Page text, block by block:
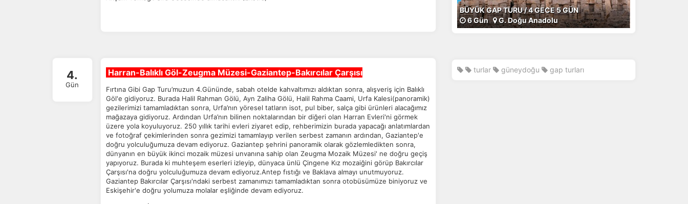
4.
Gün
Harran-Balıklı Göl-Zeugma Müzesi-Gaziantep-Bakırcılar Çarşısı
Fırtına Gibi Gap Turu’muzun 4.Gününde, sabah otelde kahvaltımızı aldıktan sonra, alışveriş için Balıklı
Göl'e gidiyoruz. Burada Halil Rahman Gölü, Ayn Zaliha Gölü, Halil Rahma Caami, Urfa Kalesi(panoramik)
gezilerimizi tamamladıktan sonra, Urfa’nın yöresel tatların isot, pul biber, salça gibi ürünleri alacağımız
mağazaya gidiyoruz. Ardından Urfa’nın bilinen noktalarından bir diğeri olan Harran Evleri'ni görmek
üzere yola koyuluyoruz. 250 yıllık tarihi evleri ziyaret edip, rehberimizin burada yapacağı anlatımlardan
ve fotoğraf çekimlerinden sonra gezimizi tamamlayıp verilen serbest zamanın ardından, Gaziantep'e
doğru yolculuğumuza devam ediyoruz. Gaziantep şehrini panoramik olarak gözlemledikten sonra,
dünyanın en büyük ikinci mozaik müzesi unvanına sahip olan Zeugma Mozaik Müzesi' ne doğru geçiş
yapıyoruz. Burada ki muhteşem eserleri izleyip, dünyaca ünlü Çingene Kız mozaiğini görüp Bakırcılar
Çarşısı'na doğru yolculuğumuza devam ediyoruz.Antep fıstığı ve Baklava almayı unutmuyoruz.
Gaziantep Bakırcılar Çarşısı'ndaki serbest zamanımızı tamamladıktan sonra otobüsümüze biniyoruz ve
Eskişehir'e doğru yolumuza molalar eşliğinde devam ediyoruz.
BÜYÜK GAP TURU / 4 GECE 5 GÜN
6 Gün G. Doğu Anadolu
turlar güneydoğu gap turları